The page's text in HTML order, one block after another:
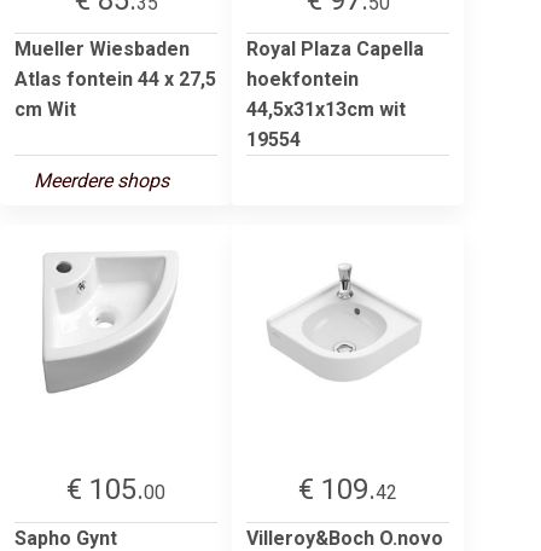
Mueller Wiesbaden
Atlas fontein 44 x 27,5
cm Wit
Meerdere shops
Royal Plaza Capella
hoekfontein
44,5x31x13cm wit
19554
€ 105.00
Sapho Gynt
€ 109.42
Villeroy&Boch O.novo